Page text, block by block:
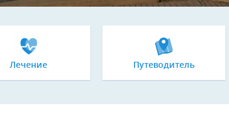
Лечение Путеводитель